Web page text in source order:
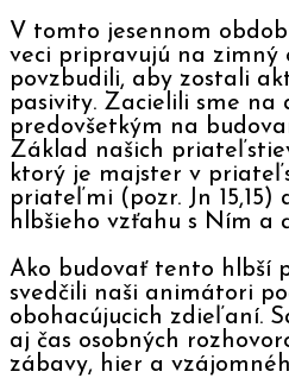
V tomto jesennom
veci pripravujú na zimný
povzbudili, aby zostali
pasivity. Zacielili sme
predovšetkým na
Základ našich
ktorý je majster v
priateľmi (pozr. Jn 15,15)
hlbšieho vzťahu s Ním a
Ako budovať tento hlbší
svedčili naši animátori
obohacújucich zdieľaní.
aj čas osobných
zábavy, hier a